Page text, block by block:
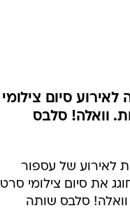
סיום צילומי
וואלה! סלבס
לאירוע של עספור
את סיום צילומי סרט
וואלה! סלבס שותה